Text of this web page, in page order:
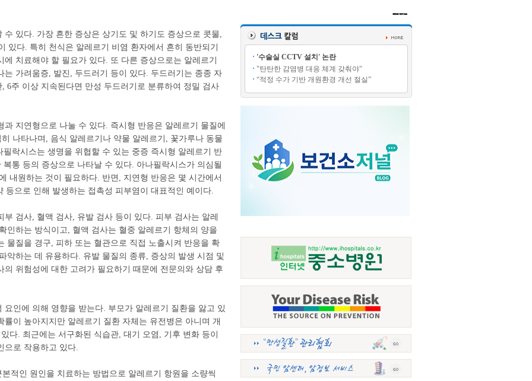
있다. 가장 흔한 증상은 상기도 및 하기도 증상으로 콧물,
있다. 특히 천식은 알레르기 비염 환자에서 흔히 동반되기
치료해야 할 필요가 있다. 또 다른 증상으로는 알레르기
가려움증, 발진, 두드러기 등이 있다. 두드러기는 종종 자
6주 이상 지속된다면 만성 두드러기로 분류하여 정밀 검사
지연형으로 나눌 수 있다. 즉시형 반응은 알레르기 물질에
나타나며, 음식 알레르기나 약물 알레르기, 꽃가루나 동물
락시스는 생명을 위협할 수 있는 중증 즉시형 알레르기 반
통 등의 증상으로 나타날 수 있다. 아나필락시스가 의심될
내원하는 것이 필요하다. 반면, 지연형 반응은 몇 시간에서
등으로 인해 발생하는 접촉성 피부염이 대표적인 예이다.
검사, 혈액 검사, 유발 검사 등이 있다. 피부 검사는 알레
인하는 방식이고, 혈액 검사는 혈중 알레르기 항체의 양을
물질을 경구, 피하 또는 혈관으로 직접 노출시켜 반응을 확
악하는 데 유용하다. 유발 물질의 종류, 증상의 발생 시점 및
위험성에 대한 고려가 필요하기 때문에 전문의와 상담 후
인에 의해 영향을 받는다. 부모가 알레르기 질환을 앓고 있
이 높아지지만 알레르기 질환 자체는 유전병은 아니며 개
다. 최근에는 서구화된 식습관, 대기 오염, 기후 변화 등이
으로 작용하고 있다.
적인 원인을 치료하는 방법으로 알레르기 항원을 소량씩
'수술실 CCTV 설치' 논란
"탄탄한 감염병 대응 체계 갖춰야"
“적정 수가 기반 개원환경 개선 절실”